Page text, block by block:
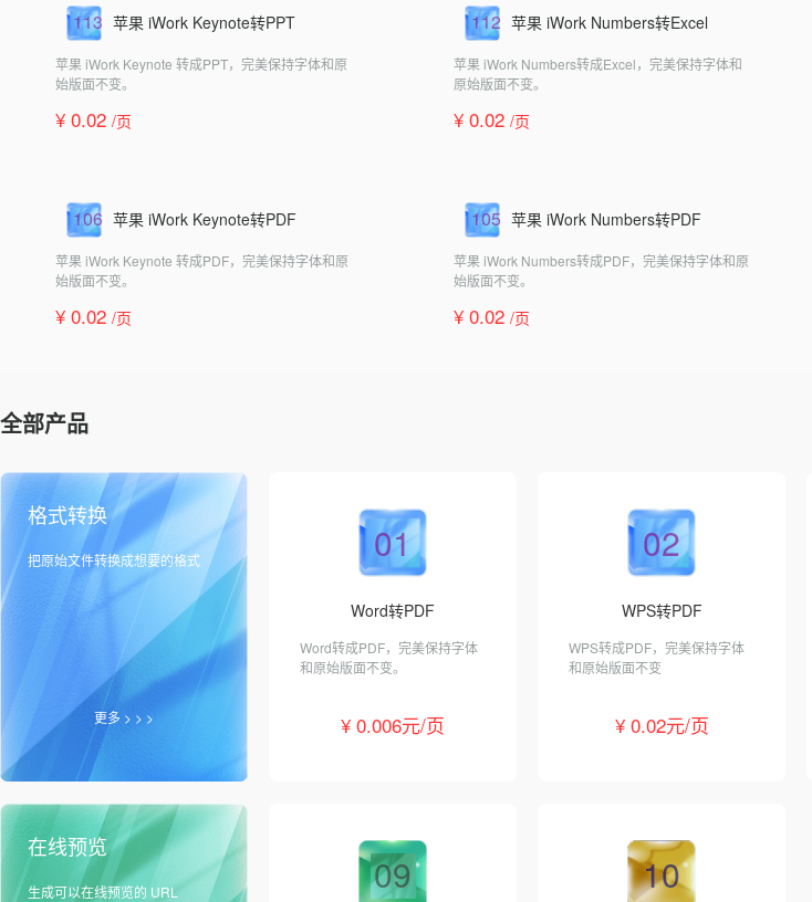
113 苹果 iWork Keynote转PPT
苹果 iWork Keynote 转成PPT，完美保持字体和原
始版面不变。
¥ 0.02 /页
112 苹果 iWork Numbers转Excel
苹果 iWork Numbers转成Excel，完美保持字体和
原始版面不变。
¥ 0.02 /页
106 苹果 iWork Keynote转PDF
苹果 iWork Keynote 转成PDF，完美保持字体和原
始版面不变。
¥ 0.02 /页
105 苹果 iWork Numbers转PDF
苹果 iWork Numbers转成PDF，完美保持字体和原
始版面不变。
¥ 0.02 /页
全部产品
格式转换
把原始文件转换成想要的格式
更多 > > >
01
Word转PDF
Word转成PDF，完美保持字体
和原始版面不变。
¥ 0.006元/页
02
WPS转PDF
WPS转成PDF，完美保持字体
和原始版面不变
¥ 0.02元/页
在线预览
生成可以在线预览的 URL 09 10